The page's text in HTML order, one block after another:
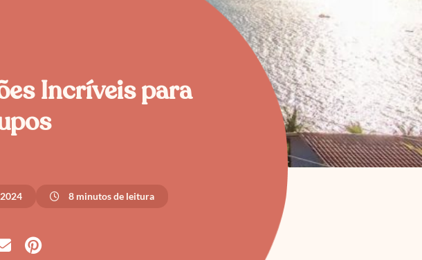
Incríveis para
8 minutos de leitura